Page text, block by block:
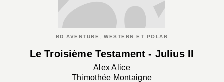
BD AVENTURE, WESTERN ET POLAR
Le Troisième Testament - Julius II
Alex Alice
Thimothée Montaigne